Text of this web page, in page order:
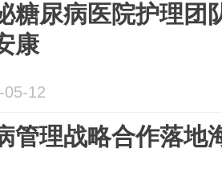
糖尿病医院护理团
康
05-12
管理战略合作落地